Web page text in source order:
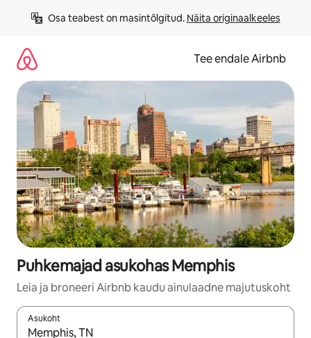
Osa teabest on masintõlgitud. Näita originaalkeeles
Tee endale Airbnb
Puhkemajad asukohas Memphis
Leia ja broneeri Airbnb kaudu ainulaadne majutuskoht
Asukoht
Kui tulemused on kuvatud, liigu ekraanil nooleklahvidega või